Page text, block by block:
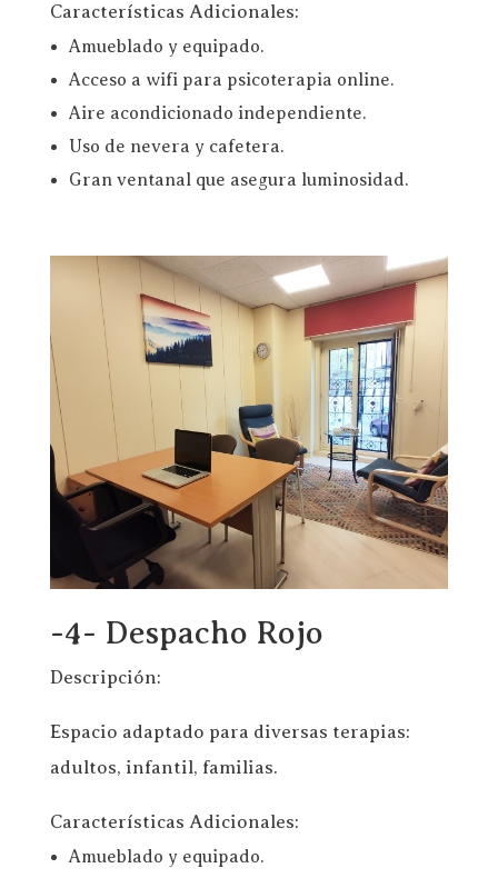
Características Adicionales:
Amueblado y equipado.
Acceso a wifi para psicoterapia online.
Aire acondicionado independiente.
Uso de nevera y cafetera.
Gran ventanal que asegura luminosidad.
-4- Despacho Rojo
Descripción:
Espacio adaptado para diversas terapias:
adultos, infantil, familias.
Características Adicionales:
Amueblado y equipado.